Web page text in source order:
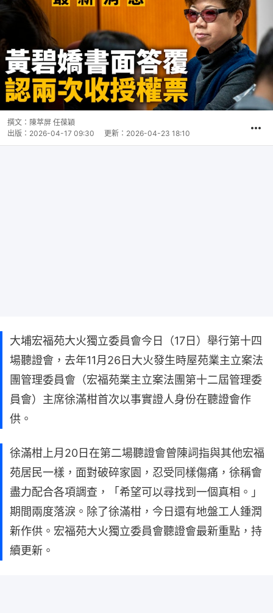
撰文： 陳萃屏 任葆穎
出版： 2026-04-17 09:30 更新： 2026-04-23 18:10
大埔宏福苑大火獨立委員會今日（17日）舉行第十四
場聽證會，去年11月26日大火發生時屋苑業主立案法
團管理委員會（宏福苑業主立案法團第十二屆管理委
員會）主席徐滿柑首次以事實證人身份在聽證會作
供。
徐滿柑上月20日在第二場聽證會曾陳詞指與其他宏福
苑居民一樣，面對破碎家園，忍受同樣傷痛，徐稱會
盡力配合各項調查，「希望可以尋找到一個真相。」
期間兩度落淚。除了徐滿柑，今日還有地盤工人鍾潤
新作供。宏福苑大火獨立委員會聽證會最新重點，持
續更新。